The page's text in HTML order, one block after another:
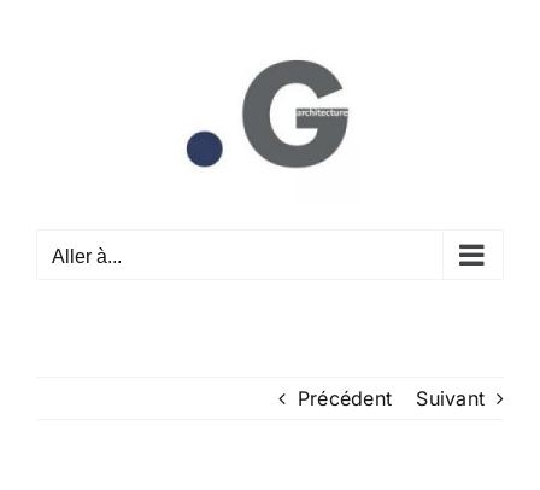
Aller à...
Précédent Suivant